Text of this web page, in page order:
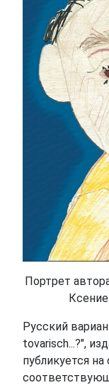
Портрет
Русский
tovarisch...?",
публикуется на